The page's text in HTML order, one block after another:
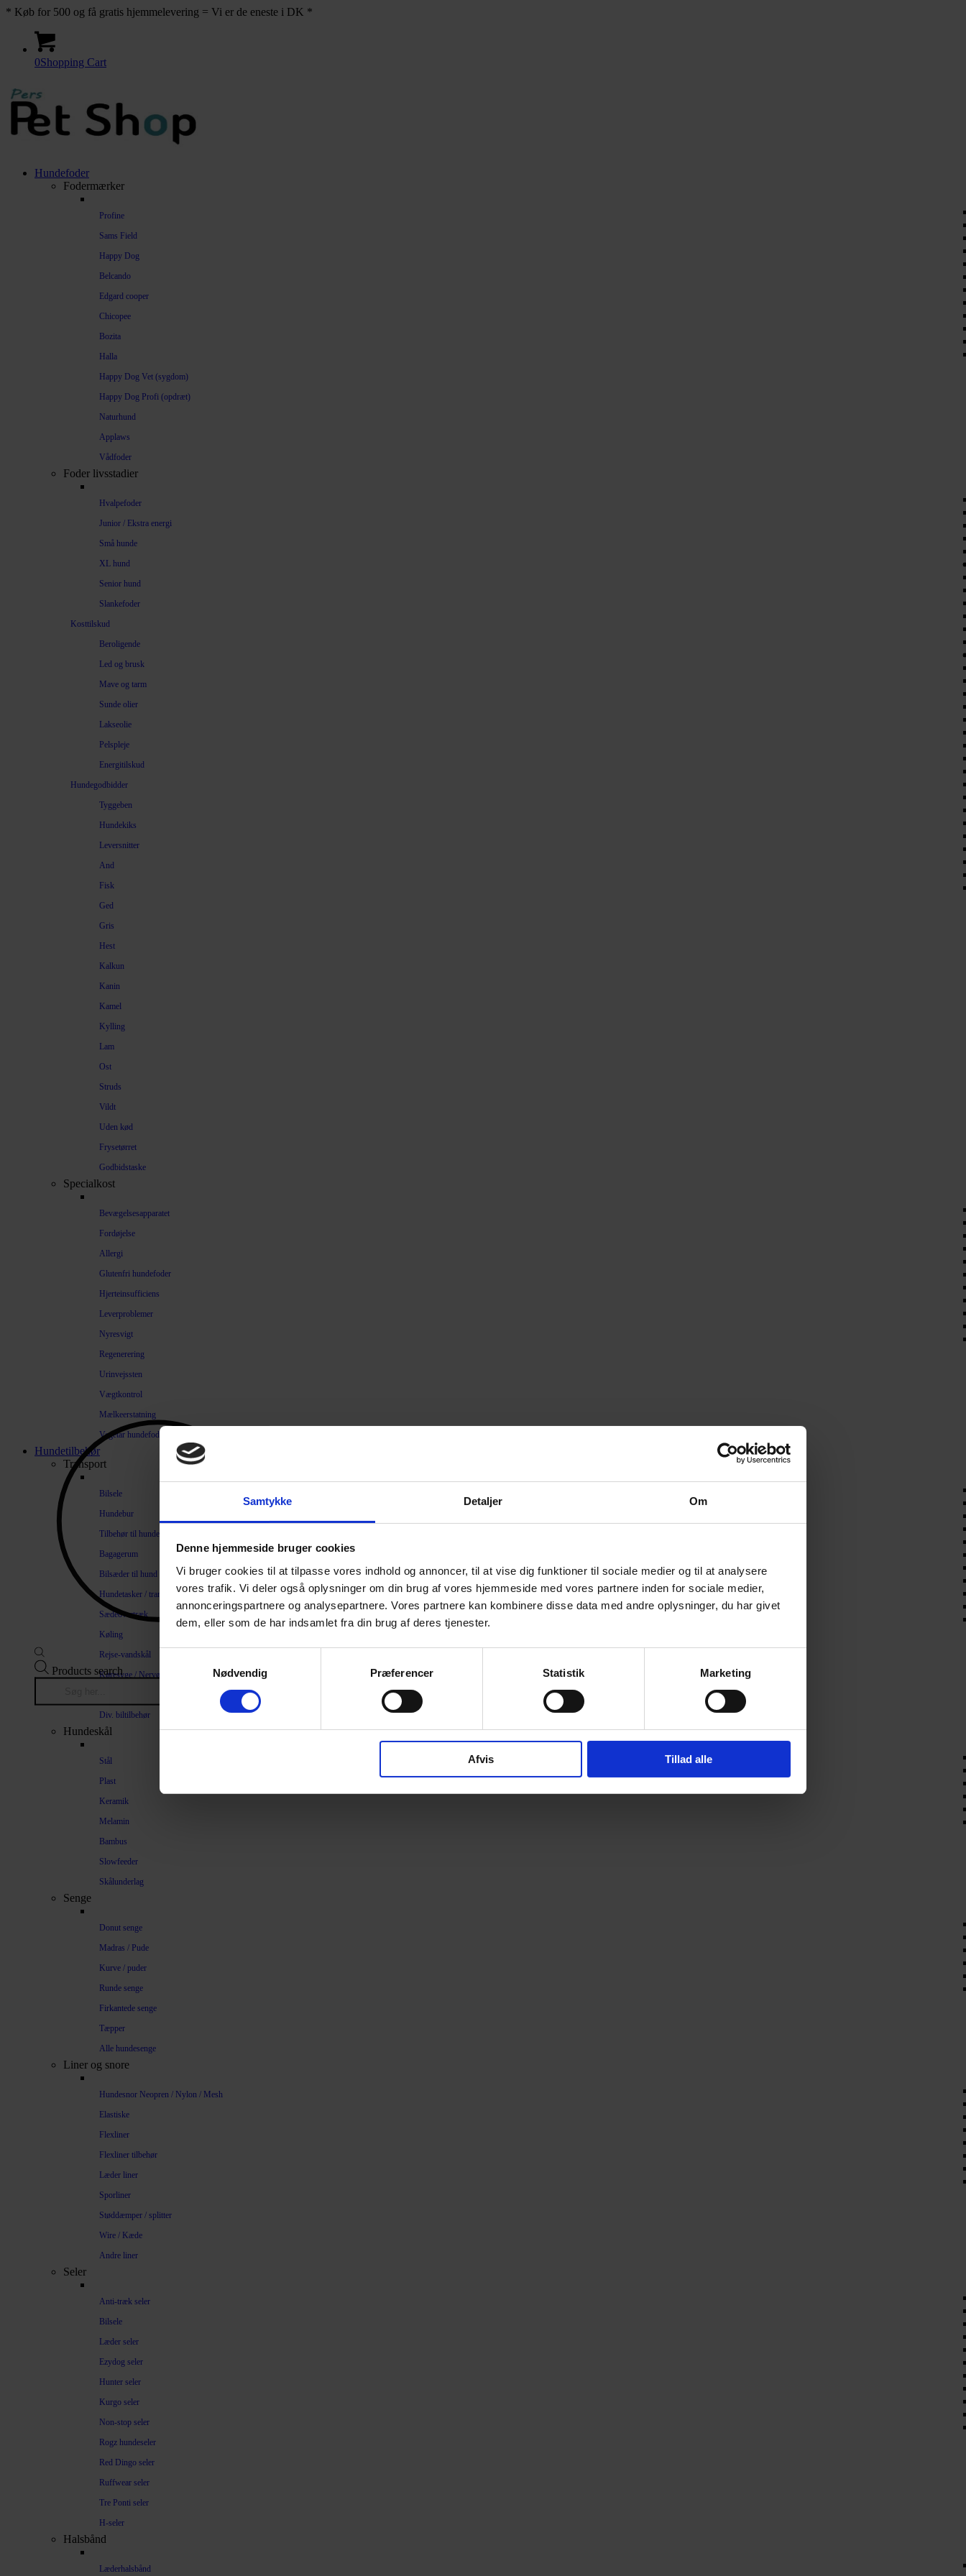
Samtykke Detaljer Om
Denne hjemmeside bruger cookies
Vi bruger cookies til at tilpasse vores indhold og annoncer, til at vise dig funktioner til sociale medier og til at analysere
vores trafik. Vi deler også oplysninger om din brug af vores hjemmeside med vores partnere inden for sociale medier,
annonceringspartnere og analysepartnere. Vores partnere kan kombinere disse data med andre oplysninger, du har givet
dem, eller som de har indsamlet fra din brug af deres tjenester.
Nødvendig
Præferencer Statistik Marketing
Afvis Tillad alle
* Køb for 500 og få gratis hjemmelevering = Vi er de eneste i DK *
0Shopping Cart
Hundefoder
Fodermærker
Profine
Sams Field
Happy Dog
Belcando
Edgard cooper
Chicopee
Bozita
Halla
Happy Dog Vet (sygdom)
Happy Dog Profi (opdræt)
Naturhund
Applaws
Vådfoder
Foder livsstadier
Hvalpefoder
Junior / Ekstra energi
Små hunde
XL hund
Senior hund
Slankefoder
Kosttilskud
Beroligende
Led og brusk
Mave og tarm
Sunde olier
Lakseolie
Pelspleje
Energitilskud
Hundegodbidder
Tyggeben
Hundekiks
Leversnitter
And
Fisk
Ged
Gris
Hest
Kalkun
Kanin
Kamel
Kylling
Lam
Ost
Struds
Vildt
Uden kød
Frysetørret
Godbidstaske
Specialkost
Bevægelsesapparatet
Fordøjelse
Allergi
Glutenfri hundefoder
Hjerteinsufficiens
Leverproblemer
Nyresvigt
Regenerering
Urinvejssten
Vægtkontrol
Mælkeerstatning
Vegetar hundefoder
Hundetilbehør
Transport
Bilsele
Hundebur
Tilbehør til hundebure
Bagagerum
Bilsæder til hund
Hundetasker / transportkasser
Sædeovertræk
Køling
Rejse-vandskål
Køresyge / Nervøsitet
Div. biltilbehør
Hundeskål
Stål
Plast
Keramik
Melamin
Bambus
Slowfeeder
Skålunderlag
Senge
Donut senge
Madras / Pude
Kurve / puder
Runde senge
Firkantede senge
Tæpper
Alle hundesenge
Liner og snore
Hundesnor Neopren / Nylon / Mesh
Elastiske
Flexliner
Flexliner tilbehør
Læder liner
Sporliner
Støddæmper / splitter
Wire / Kæde
Andre liner
Seler
Anti-træk seler
Bilsele
Læder seler
Ezydog seler
Hunter seler
Kurgo seler
Non-stop seler
Rogz hundeseler
Red Dingo seler
Ruffwear seler
Tre Ponti seler
H-seler
Halsbånd
Læderhalsbånd
Products search